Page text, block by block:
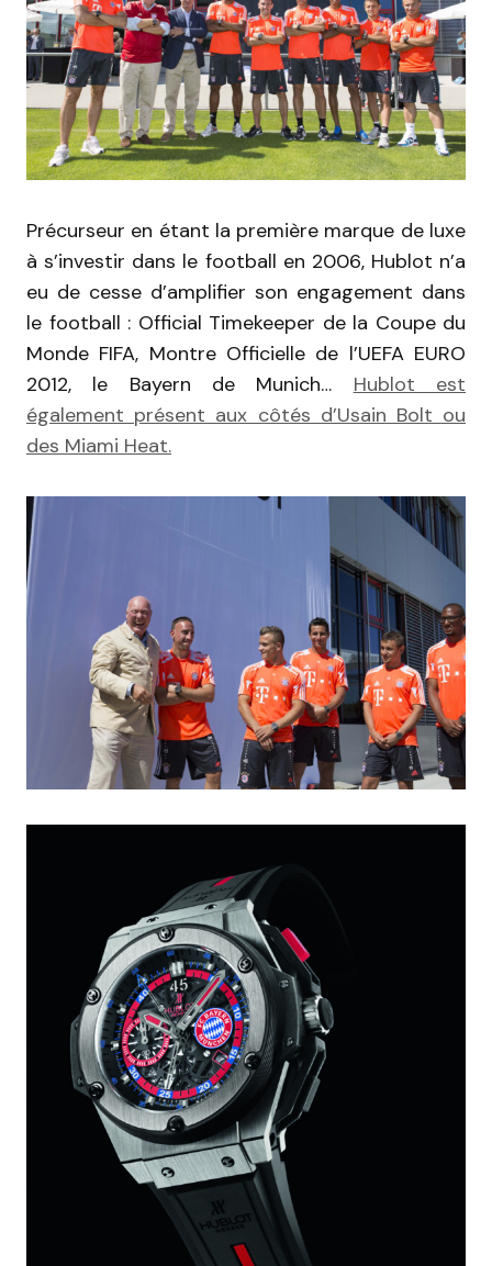
Précurseur en étant la première marque de luxe
à s’investir dans le football en 2006, Hublot n’a
eu de cesse d’amplifier son engagement dans
le football : Official Timekeeper de la Coupe du
Monde FIFA, Montre Officielle de l’UEFA EURO
2012, le Bayern de Munich… Hublot est
également présent aux côtés d’Usain Bolt ou
des Miami Heat.